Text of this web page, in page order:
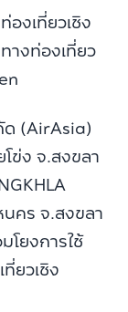
งเที่ยวเชิง
างท่องเที่ยว
(AirAsia)
ข่ง จ.สงขลา
คร จ.สงขลา
โยงการใช้
ยวเชิง